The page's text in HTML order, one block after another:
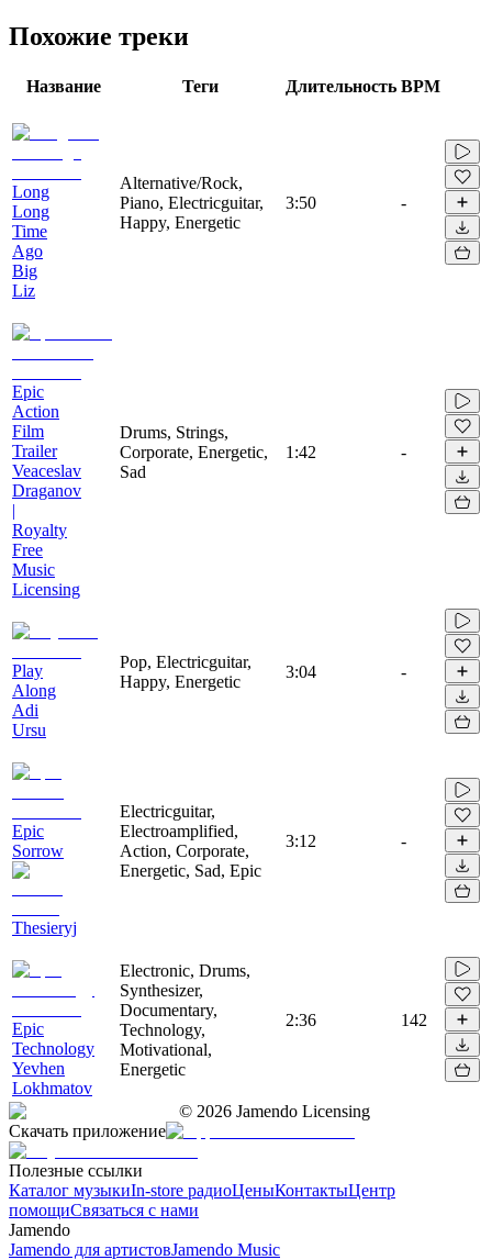
Похожие треки
Название Теги Длительность BPM
Long
Long
Time
Ago
Big
Liz
Alternative/Rock,
Piano, Electricguitar,
Happy, Energetic
3:50 -
Epic
Action
Film
Trailer
Veaceslav
Draganov
|
Royalty
Free
Music
Licensing
Drums, Strings,
Corporate, Energetic,
Sad
1:42 -
Play
Along
Adi
Ursu
Pop, Electricguitar,
Happy, Energetic
3:04 -
Epic
Sorrow
Thesieryj
Electricguitar,
Electroamplified,
Action, Corporate,
Energetic, Sad, Epic
3:12 -
Epic
Technology
Yevhen
Lokhmatov
Electronic, Drums,
Synthesizer,
Documentary,
Technology,
Motivational,
Energetic
2:36 142
© 2026 Jamendo Licensing
Скачать приложение
Полезные ссылки
Каталог музыкиIn-store радиоЦеныКонтактыЦентр
помощиСвязаться с нами
Jamendo
Jamendo для артистовJamendo Music